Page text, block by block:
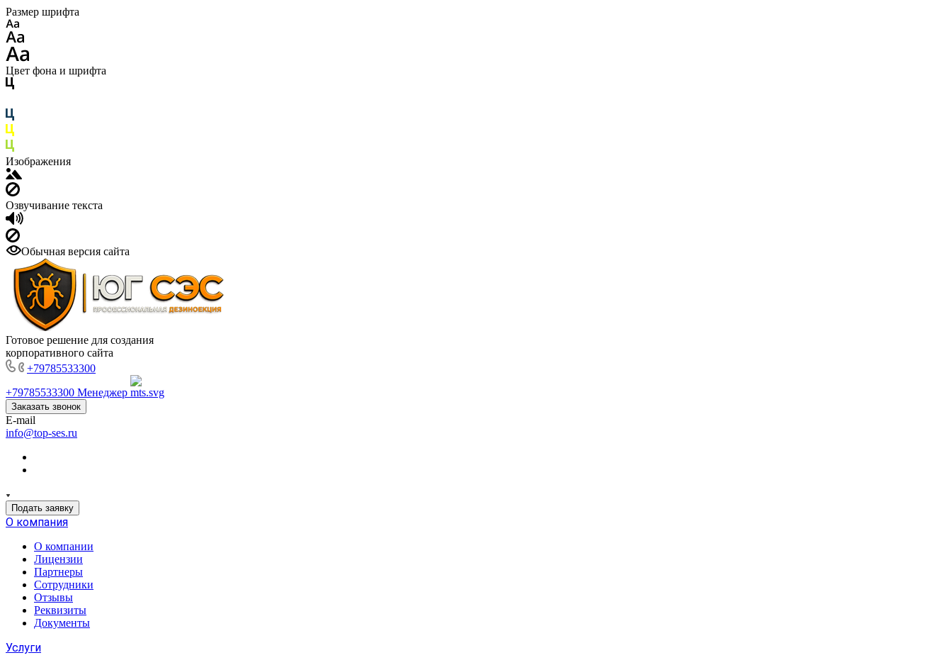
Размер шрифта
Цвет фона и шрифта
Изображения
Озвучивание текста
Обычная версия сайта
Готовое решение для создания
корпоративного сайта
+79785533300
+79785533300 Менеджер
Заказать звонок
E-mail
info@top-ses.ru
Подать заявку
О компания
О компании
Лицензии
Партнеры
Сотрудники
Отзывы
Реквизиты
Документы
Услуги